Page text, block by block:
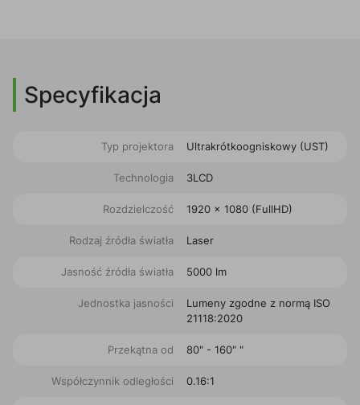
Specyfikacja
Typ projektora Ultrakrótkoogniskowy (UST)
Technologia 3LCD
Rozdzielczość 1920 x 1080 (FullHD)
Rodzaj źródła światła Laser
Jasność źródła światła 5000 lm
Jednostka jasności
Lumeny zgodne z normą ISO
21118:2020
Przekątna od 80" - 160" "
Współczynnik odległości 0.16:1